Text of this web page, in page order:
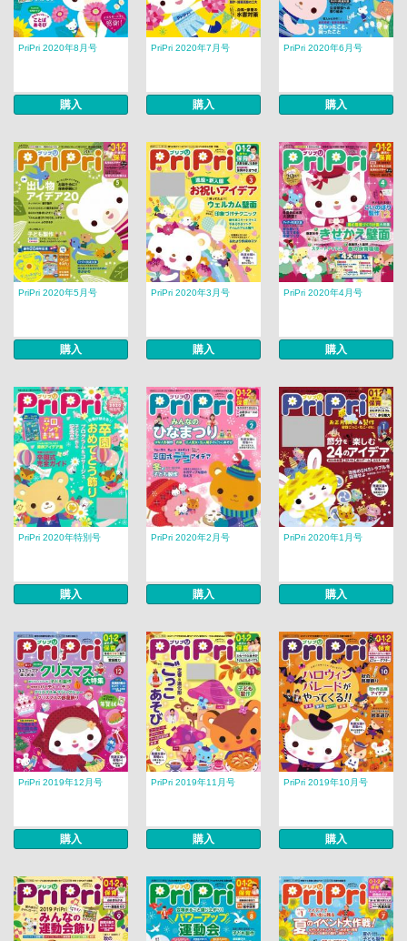
PriPri 2020年8月号
購入
PriPri 2020年7月号
購入
PriPri 2020年6月号
購入
PriPri 2020年5月号
購入
PriPri 2020年3月号
購入
PriPri 2020年4月号
購入
PriPri 2020年特別号
購入
PriPri 2020年2月号
購入
PriPri 2020年1月号
購入
PriPri 2019年12月号
購入
PriPri 2019年11月号
購入
PriPri 2019年10月号
購入